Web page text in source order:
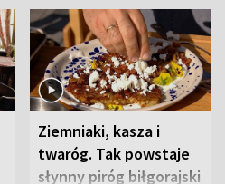
Ziemniaki, kasza i
twaróg. Tak powstaje
słynny piróg biłgorajski